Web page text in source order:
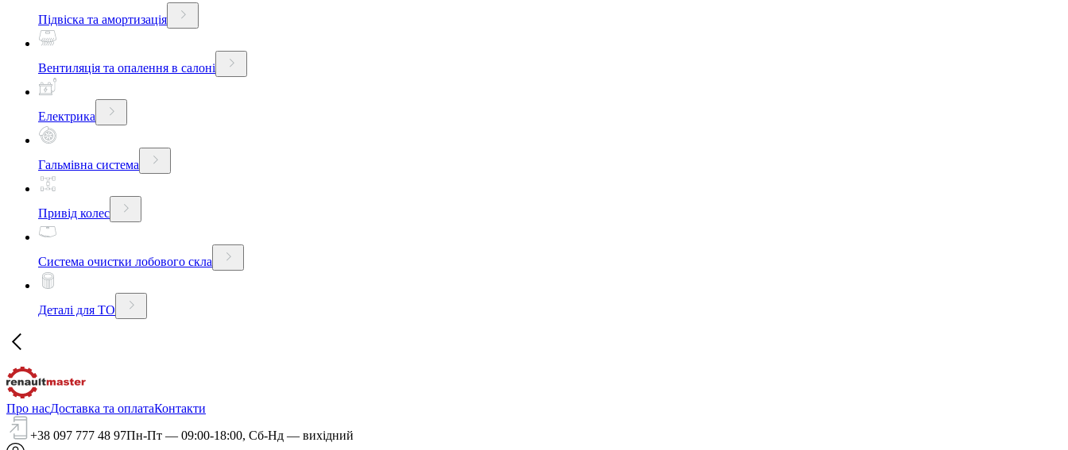
Підвіска та амортизація
Вентиляція та опалення в салоні
Електрика
Гальмівна система
Привід колес
Система очистки лобового скла
Деталі для ТО
Про насДоставка та оплатаКонтакти
+38 097 777 48 97Пн-Пт — 09:00-18:00, Сб-Нд — вихідний